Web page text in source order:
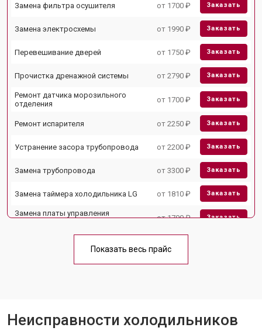
Замена фильтра осушителя от 1700 ₽ Заказать
Замена электросхемы от 1990 ₽ Заказать
Перевешивание дверей от 1750 ₽ Заказать
Прочистка дренажной системы от 2790 ₽ Заказать
Ремонт датчика морозильного
отделения
от 1700 ₽ Заказать
Ремонт испарителя от 2250 ₽ Заказать
Устранение засора трубопровода от 2200 ₽ Заказать
Замена трубопровода от 3300 ₽ Заказать
Замена таймера холодильника LG от 1810 ₽ Заказать
Замена платы управления
от 1700 ₽ Заказать
Ремонт/замена датчика
Замена термостата от 1700 ₽
Замена мотор-компрессора
Показать весь прайс
Неисправности холодильников